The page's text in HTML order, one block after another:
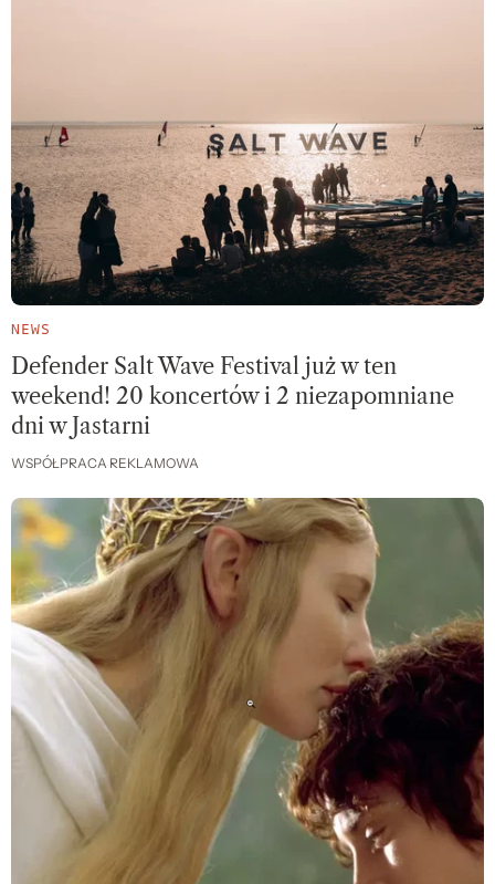
NEWS
Defender Salt Wave Festival już w ten
weekend! 20 koncertów i 2 niezapomniane
dni w Jastarni
WSPÓŁPRACA REKLAMOWA